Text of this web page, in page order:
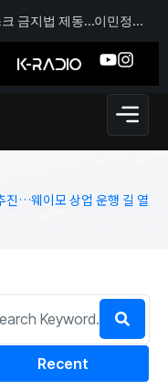
금지법 제동…이민정책
진…웨이모 상업 운행 길 열
Recent